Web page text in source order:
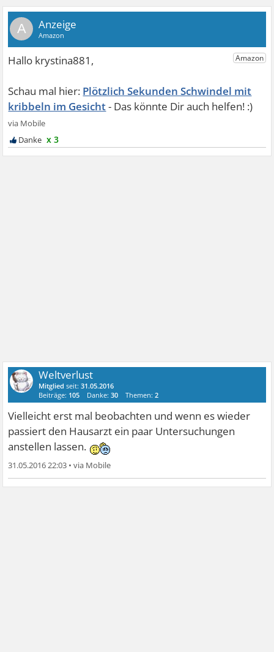
A
Plötzlich Sekunden Schwindel mit
kribbeln im Gesicht
x 3
Weltverlust
Mitglied seit:31.05.2016
Beiträge: 105 Danke:30 Themen:2
Vielleicht erst mal beobachten und wenn es wieder
passiert den Hausarzt ein paar Untersuchungen
anstellen lassen.
31.05.2016 22:03 •